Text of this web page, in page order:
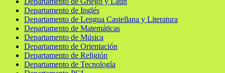
Departamento de Inglés
Departamento de Lengua Castellana y Literatura
Departamento de Matemáticas
Departamento de Música
Departamento de Orientación
Departamento de Religión
Departamento de Tecnología